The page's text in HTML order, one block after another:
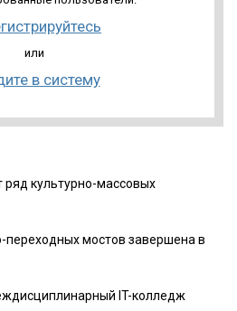
или
в систему
ряд культурно-массовых
мостов завершена в
IT-колледж